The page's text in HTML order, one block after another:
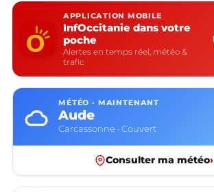
APPLICATION MOBILE
InfOccitanie dans votre
poche
Alertes en temps réel, météo &
trafic
MÉTÉO · MAINTENANT
Aude
Carcassonne · Couvert
Consulter ma météo›